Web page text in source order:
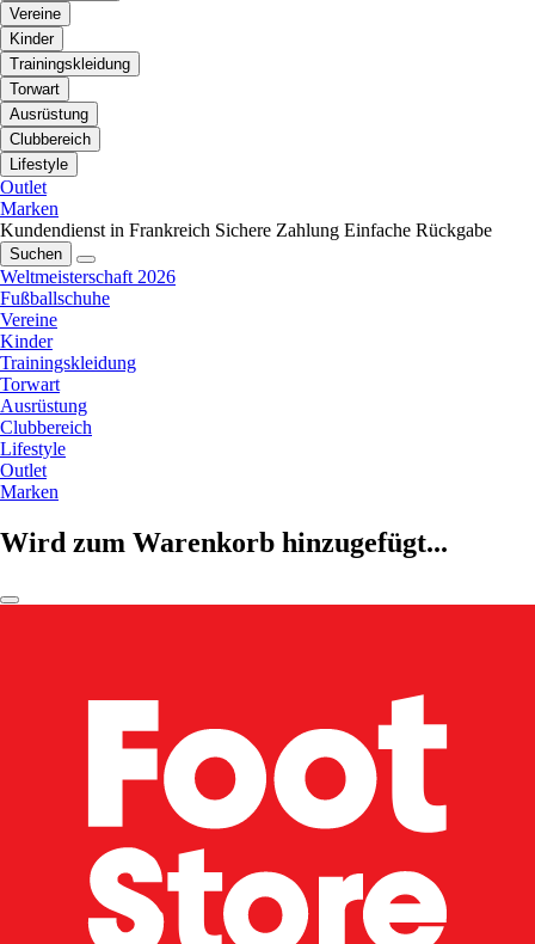
Vereine
Kinder
Trainingskleidung
Torwart
Ausrüstung
Clubbereich
Lifestyle
Outlet
Marken
Kundendienst in Frankreich Sichere Zahlung Einfache Rückgabe
Suchen
Weltmeisterschaft 2026
Fußballschuhe
Vereine
Kinder
Trainingskleidung
Torwart
Ausrüstung
Clubbereich
Lifestyle
Outlet
Marken
Wird zum Warenkorb hinzugefügt...